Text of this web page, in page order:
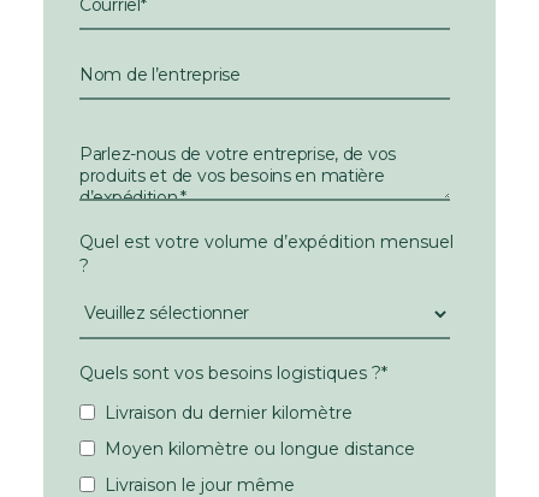
Quel est votre volume d’expédition mensuel
?
Quels sont vos besoins logistiques ?*
Livraison du dernier kilomètre
Moyen kilomètre ou longue distance
Livraison le jour même